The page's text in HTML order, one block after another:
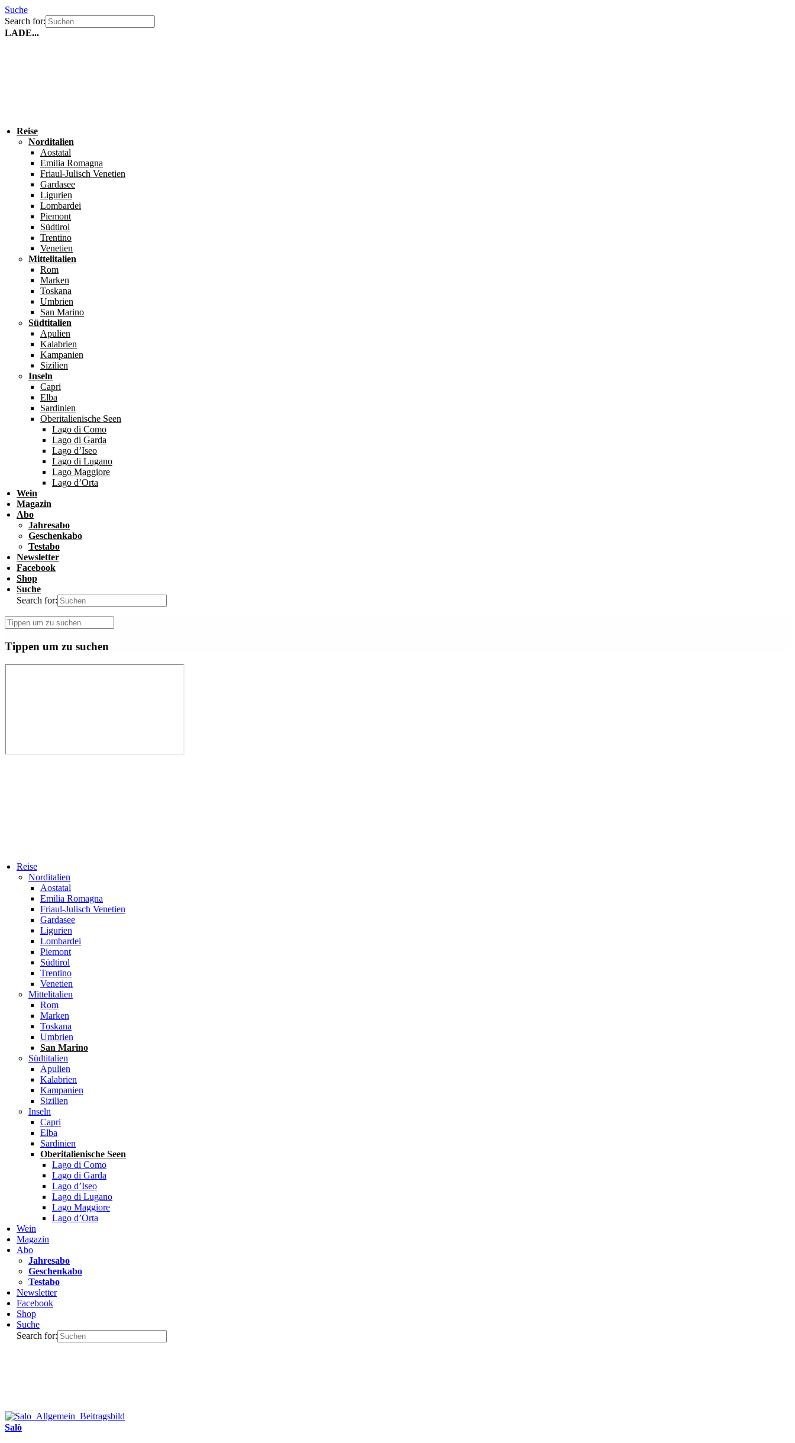
Suche
Search for:
LADE...
Reise
Norditalien
Aostatal
Emilia Romagna
Friaul-Julisch Venetien
Gardasee
Ligurien
Lombardei
Piemont
Südtirol
Trentino
Venetien
Mittelitalien
Rom
Marken
Toskana
Umbrien
San Marino
Südtitalien
Apulien
Kalabrien
Kampanien
Sizilien
Inseln
Capri
Elba
Sardinien
Oberitalienische Seen
Lago di Como
Lago di Garda
Lago d’Iseo
Lago di Lugano
Lago Maggiore
Lago d’Orta
Wein
Magazin
Abo
Jahresabo
Geschenkabo
Testabo
Newsletter
Facebook
Shop
Suche
Search for:
Tippen um zu suchen
Reise
Norditalien
Aostatal
Emilia Romagna
Friaul-Julisch Venetien
Gardasee
Ligurien
Lombardei
Piemont
Südtirol
Trentino
Venetien
Mittelitalien
Rom
Marken
Toskana
Umbrien
San Marino
Südtitalien
Apulien
Kalabrien
Kampanien
Sizilien
Inseln
Capri
Elba
Sardinien
Oberitalienische Seen
Lago di Como
Lago di Garda
Lago d’Iseo
Lago di Lugano
Lago Maggiore
Lago d’Orta
Wein
Magazin
Abo
Jahresabo
Geschenkabo
Testabo
Newsletter
Facebook
Shop
Suche
Search for:
Salò